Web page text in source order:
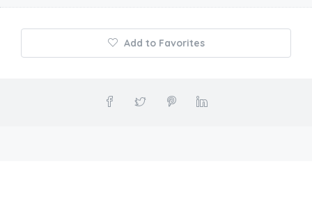
Add to Favorites